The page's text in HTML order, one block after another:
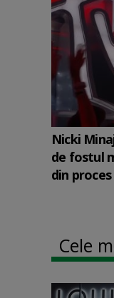
Nicki
de fostul
din proces
Cele